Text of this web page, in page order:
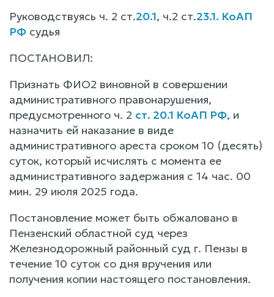
Руководствуясь ч. 2 ст.20.1, ч.2 ст.23.1. КоАП
РФ судья
ПОСТАНОВИЛ:
Признать ФИО2 виновной в совершении
административного правонарушения,
предусмотренного ч. 2 ст. 20.1 КоАП РФ, и
назначить ей наказание в виде
административного ареста сроком 10 (десять)
суток, который исчислять с момента ее
административного задержания с 14 час. 00
мин. 29 июля 2025 года.
Постановление может быть обжаловано в
Пензенский областной суд через
Железнодорожный районный суд г. Пензы в
течение 10 суток со дня вручения или
получения копии настоящего постановления.